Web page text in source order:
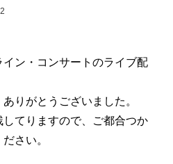
ン・コンサートのライブ配
りがとうございました。
てりますので、ご都合つか
さい。